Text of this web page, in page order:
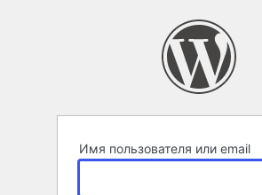
Имя пользователя или email